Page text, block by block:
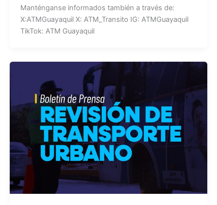
Manténganse informados también a través de:
X:ATMGuayaquil X: ATM_Transito IG: ATMGuayaquil
TikTok: ATM Guayaquil